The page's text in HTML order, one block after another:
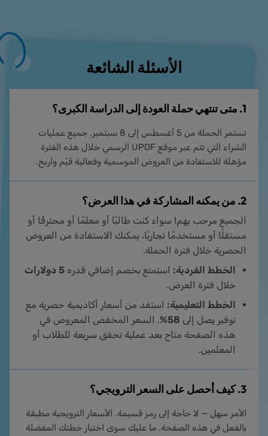
الأسئلة الشائعة
1. متى تنتهي حملة العودة إلى الدراسة الكبرى؟
تستمر الحملة من 5 أغسطس إلى 8 سبتمبر. جميع عمليات
الشراء التي تتم عبر موقع UPDF الرسمي خلال هذه الفترة
مؤهلة للاستفادة من العروض الموسمية وفعالية قيّم واربح.
2. من يمكنه المشاركة في هذا العرض؟
الجميع مرحب بهم! سواء كنت طالبًا أو معلمًا أو محترفًا أو
مستقلًا أو مستخدمًا تجاريًا، يمكنك الاستفادة من العروض
الحصرية خلال فترة الحملة.
الخطط الفردية: استمتع بخصم إضافي قدره 5 دولارات
خلال فترة العرض.
الخطط التعليمية: استفد من أسعار أكاديمية حصرية مع
توفير يصل إلى 58%
. السعر المخفض المعروض في
هذه الصفحة متاح بعد عملية تحقق سريعة للطلاب أو
المعلمين.
3. كيف أحصل على السعر الترويجي؟
الأمر سهل — لا حاجة إلى رمز قسيمة. الأسعار الترويجية مطبقة
بالفعل في هذه الصفحة. ما عليك سوى اختيار خطتك المفضلة